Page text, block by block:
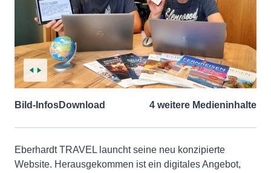
Bild-InfosDownload 4 weitere Medieninhalte
Eberhardt TRAVEL launcht seine neu konzipierte
Website. Herausgekommen ist ein digitales Angebot,